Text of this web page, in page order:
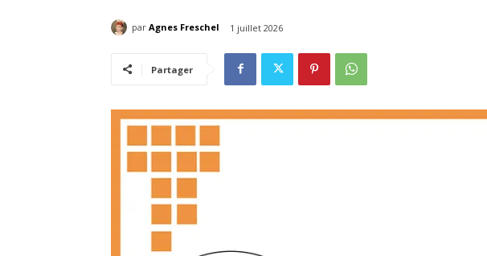
par Agnes Freschel 1 juillet 2026
Partager